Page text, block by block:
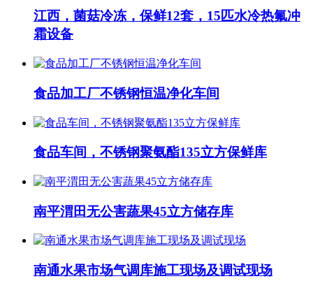
江西，菌菇冷冻，保鲜12套，15匹水冷热氟冲
霜设备
食品加工厂不锈钢恒温净化车间
食品车间，不锈钢聚氨酯135立方保鲜库
南平渭田无公害蔬果45立方储存库
南通水果市场气调库施工现场及调试现场